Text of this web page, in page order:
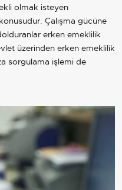
olmak isteyen
Çalışma gücüne
erken emeklilik
üzerinden erken emeklilik
sorgulama işlemi de